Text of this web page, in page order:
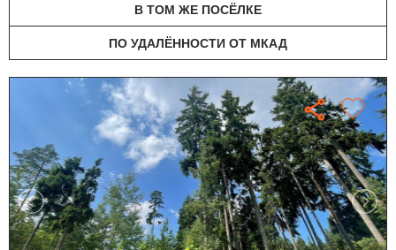
В ТОМ ЖЕ ПОСЁЛКЕ
ПО УДАЛЁННОСТИ ОТ МКАД